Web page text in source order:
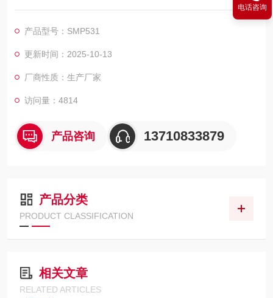
烧结一体的传感器引线与金属基体的高强度电气绝缘，提 高了电
子线路的灵活性能与耐瞬变电压保护的能力，可应对复杂的化学
场合和机械负荷，同时具备 *的抗电磁干扰能力，适合苛刻的流
程工业环境中压力测量应用。
产品型号：SMP531
更新时间：2025-10-13
厂商性质：生产厂家
访问量：4814
产品咨询 13710833879
产品分类
PRODUCT CLASSIFICATION
相关文章
RELATED ARTICLES
电话咨询